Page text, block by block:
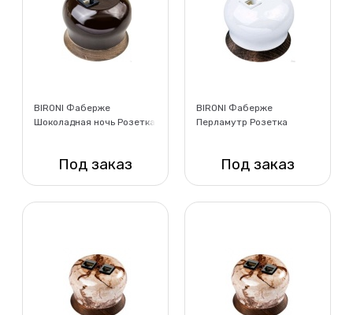
BIRONI Фаберже
Шоколадная ночь Розетка
Под заказ
Нет в наличии
BIRONI Фаберже
Перламутр Розетка
Под заказ
Нет в наличии